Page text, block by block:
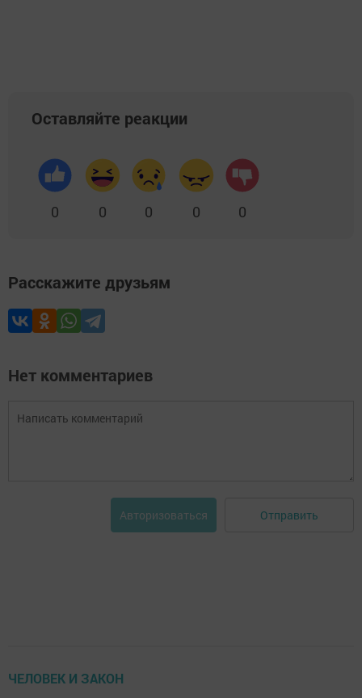
Оставляйте реакции
0 0 0 0 0
Расскажите друзьям
Нет комментариев
Авторизоваться Отправить
ЧЕЛОВЕК И ЗАКОН